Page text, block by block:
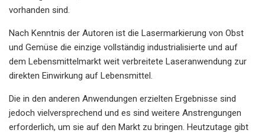
vorhanden sind.
Nach Kenntnis der Autoren ist die Lasermarkierung von Obst
und Gemüse die einzige vollständig industrialisierte und auf
dem Lebensmittelmarkt weit verbreitete Laseranwendung zur
direkten Einwirkung auf Lebensmittel.
Die in den anderen Anwendungen erzielten Ergebnisse sind
jedoch vielversprechend und es sind weitere Anstrengungen
erforderlich, um sie auf den Markt zu bringen. Heutzutage gibt